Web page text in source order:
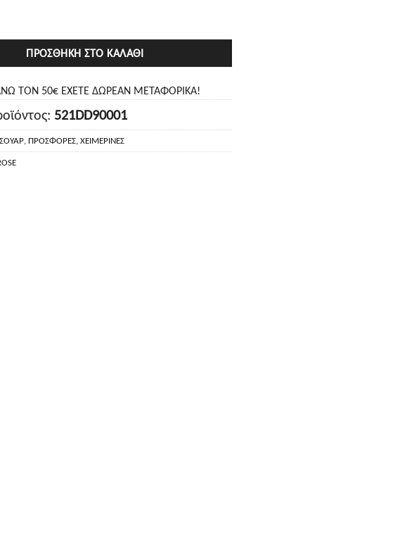
- Κολιέ ποσότητα
ΠΡΟΣΘΉΚΗ ΣΤΟ ΚΑΛΆΘΙ
ΤΟΝ 50€ ΕΧΕΤΕ ΔΩΡΕΑΝ ΜΕΤΑΦΟΡΙΚΑ!
521DD90001
ΠΡΟΣΦΟΡΕΣ ΧΕΙΜΕΡΙΝΕΣ